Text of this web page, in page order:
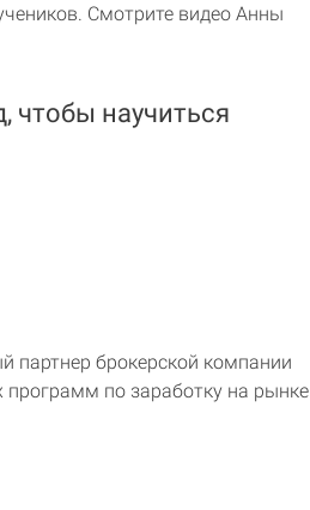
Смотрите видео Анны
чтобы научиться
партнер брокерской компании
программ по заработку на рынке